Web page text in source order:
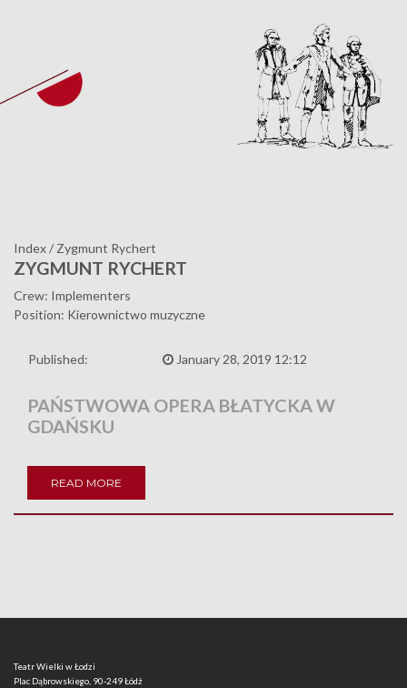
Index/ Zygmunt Rychert
ZYGMUNT RYCHERT
Crew: Implementers
Position: Kierownictwo muzyczne
Published: January 28, 2019 12:12
PAŃSTWOWA OPERA BŁATYCKA W
GDAŃSKU
READ MORE
Teatr Wielki w Łodzi
Plac Dąbrowskiego, 90-249 Łódź